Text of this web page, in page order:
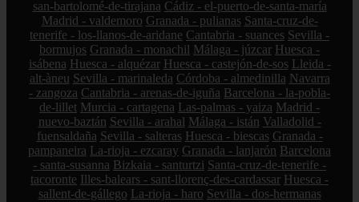
san-bartolomé-de-tirajana Cádiz - el-puerto-de-santa-maría
Madrid - valdemoro Granada - pulianas Santa-cruz-de-
tenerife - los-llanos-de-aridane Cantabria - suances Sevilla -
bormujos Granada - monachil Málaga - júzcar Huesca -
isábena Huesca - alquézar Huesca - castejón-de-sos Lleida -
alt-àneu Sevilla - marinaleda Córdoba - almedinilla Navarra
- zangoza Cantabria - arenas-de-iguña Barcelona - la-pobla-
de-lillet Murcia - cartagena Las-palmas - yaiza Madrid -
nuevo-baztán Sevilla - arahal Málaga - istán Valladolid -
fuensaldaña Sevilla - salteras Huesca - biescas Granada -
pampaneira La-rioja - ezcaray Granada - lanjarón Barcelona
- santa-susanna Bizkaia - santurtzi Santa-cruz-de-tenerife -
tacoronte Illes-balears - sant-llorenç-des-cardassar Huesca -
sallent-de-gállego La-rioja - haro Sevilla - dos-hermanas